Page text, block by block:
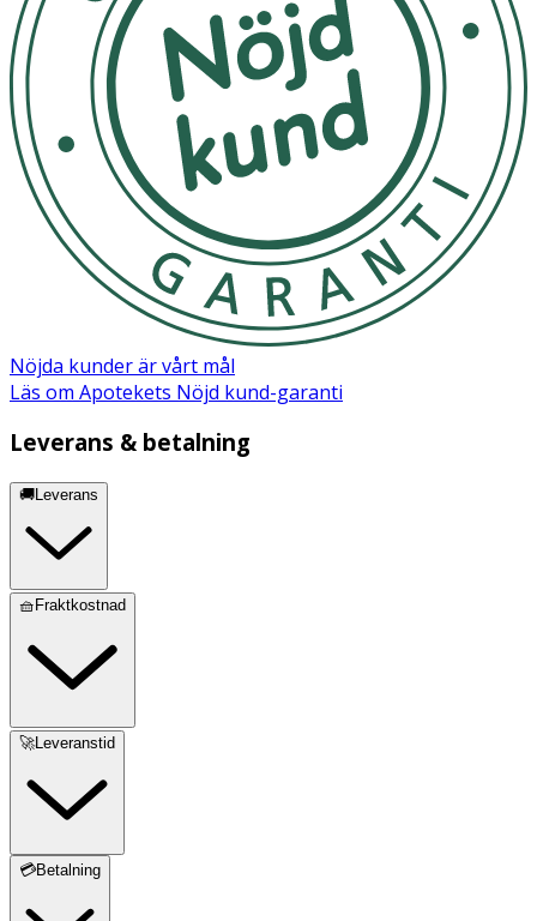
Nöjda kunder är vårt mål
Läs om Apotekets Nöjd kund-garanti
Leverans & betalning
🚚Leverans
🧺Fraktkostnad
🚀Leveranstid
💳Betalning